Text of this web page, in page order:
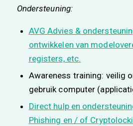
Ondersteuning:
AVG Advies &
ontwikkelen van
registers, etc.
Awareness training: veilig
gebruik computer
Direct hulp en
Phishing en / of